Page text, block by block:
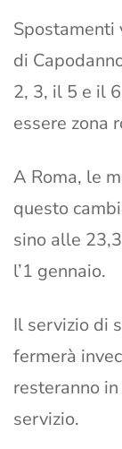
di
2, 3, il 5 e il
essere zona
A Roma, le
questo
sino alle
l’1 gennaio.
Il servizio di
fermerà
resteranno
servizio.